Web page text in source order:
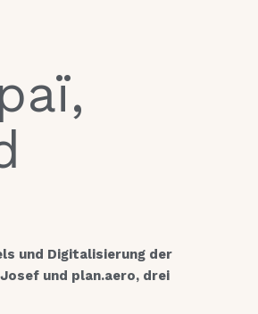
und Digitalisierung der
und plan.aero, drei